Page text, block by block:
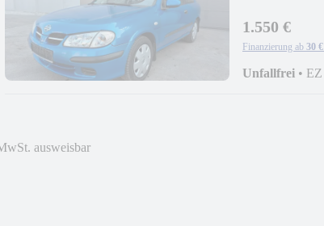
1.550 €
Finanzierung ab 30 €
Unfallfrei •
ausweisbar